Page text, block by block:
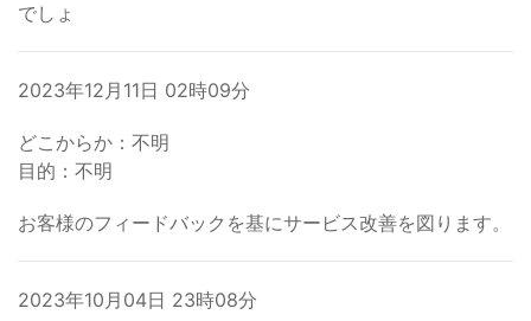
でしょ
2023年12月11日 02時09分
どこからか：不明
目的：不明
お客様のフィードバックを基にサービス改善を図ります。
2023年10月04日 23時08分